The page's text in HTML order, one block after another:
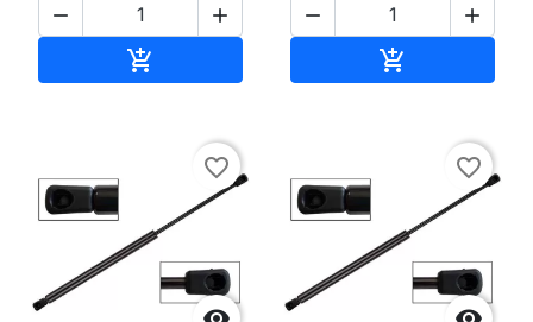
 

 

favorite_border favorite_border